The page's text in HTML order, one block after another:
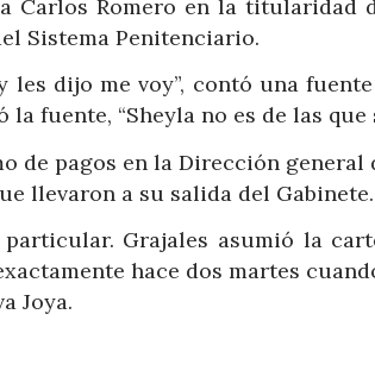
Carlos Romero en la titularidad
Sistema Penitenciario.
dijo me voy”, contó una
fuente, “Sheyla no es de las que
de pagos en la Dirección general
llevaron a su salida del Gabinete.
Grajales asumió la
hace dos martes
Joya.